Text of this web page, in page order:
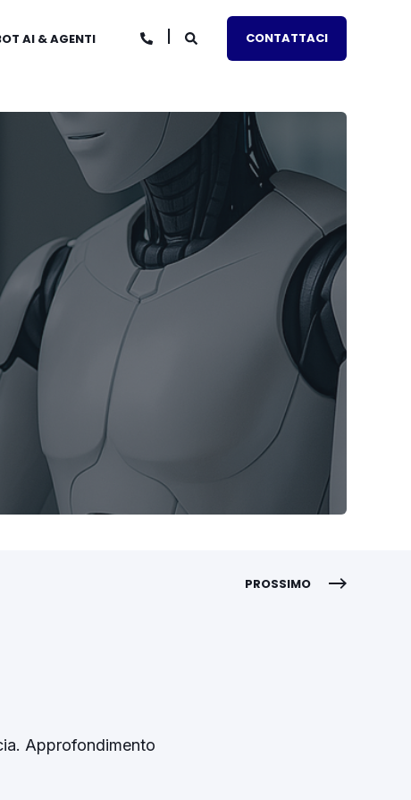
AI & AGENTI CONTATTACI
PROSSIMO
Approfondimento